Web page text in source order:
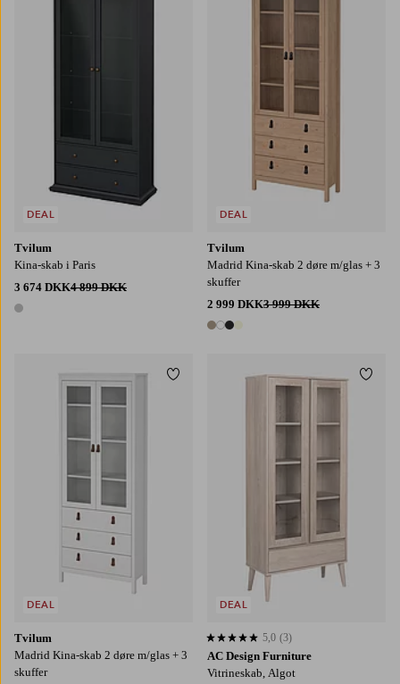
Tvilum
Kina-skab i Paris
3 674 DKK4 899 DKK
1 farve
DEAL
Tvilum
Madrid Kina-skab 2 døre m/glas + 3
skuffer
2 999 DKK3 999 DKK
4 farver
DEAL
Tvilum
Madrid Kina-skab 2 døre m/glas + 3
skuffer
DEAL
Tilføj til favoritter
AC Design Furniture
Vitrineskab, Algot
5,0 baseret på 3 bedømmelser
5,0 (3)
DEAL